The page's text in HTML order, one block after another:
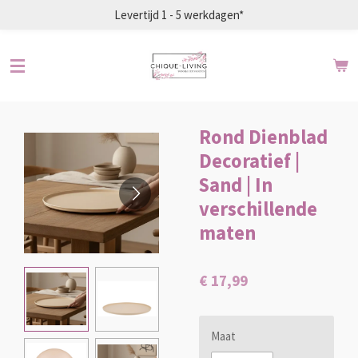
de
Levertijd 1 - 5 werkdagen*
Rond Dienblad
Decoratief |
Sand | In
verschillende
maten
€ 17,99
Maat